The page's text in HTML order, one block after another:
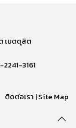
เขตดุสิต
3161
ติดต่อเรา | Site Map